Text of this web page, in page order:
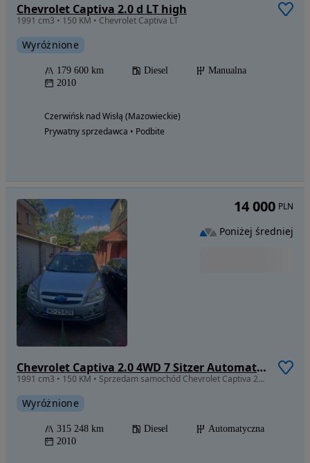
Chevrolet Captiva 2.0 d LT high
1991 cm3 • 150 KM • Chevrolet Captiva LT
Wyróżnione
179 600 km Diesel
Manualna
2010
Czerwińsk nad Wisłą (Mazowieckie)
Prywatny sprzedawca • Podbite
Chevrolet Captiva 2.0 4WD 7 Sitzer Automatik LT Exclusive
1991 cm3 • 150 KM • Sprzedam samochód Chevrolet Captiva 2010 r . Automat 7 osobowy
Wyróżnione
315 248 km Diesel
Automatyczna
2010
14 000 PLN
Poniżej średniej